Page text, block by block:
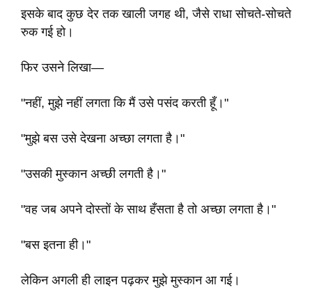
इसके बाद कुछ देर तक खाली जगह थी, जैसे राधा सोचते-सोचते
रुक गई हो।
फिर उसने लिखा—
"नहीं, मुझे नहीं लगता कि मैं उसे पसंद करती हूँ।"
"मुझे बस उसे देखना अच्छा लगता है।"
"उसकी मुस्कान अच्छी लगती है।"
"वह जब अपने दोस्तों के साथ हँसता है तो अच्छा लगता है।"
"बस इतना ही।"
लेकिन अगली ही लाइन पढ़कर मुझे मुस्कान आ गई।